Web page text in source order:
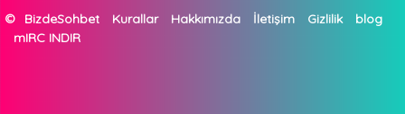
© BizdeSohbet Kurallar Hakkımızda İletişim Gizlilik
blog
mIRC INDIR